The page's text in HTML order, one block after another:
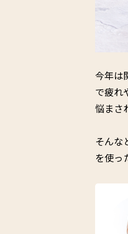
今年は
で疲れ
悩まさ
そんな
を使っ